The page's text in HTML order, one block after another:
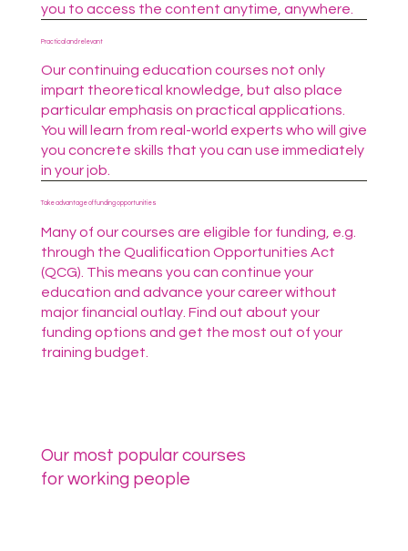
you to access the content anytime, anywhere.
Practical and relevant
Our continuing education courses not only
impart theoretical knowledge, but also place
particular emphasis on practical applications.
You will learn from real-world experts who will give
you concrete skills that you can use immediately
in your job.
Take advantage of funding opportunities
Many of our courses are eligible for funding, e.g.
through the Qualification Opportunities Act
(QCG). This means you can continue your
education and advance your career without
major financial outlay. Find out about your
funding options and get the most out of your
training budget.
Our most popular courses
for working people